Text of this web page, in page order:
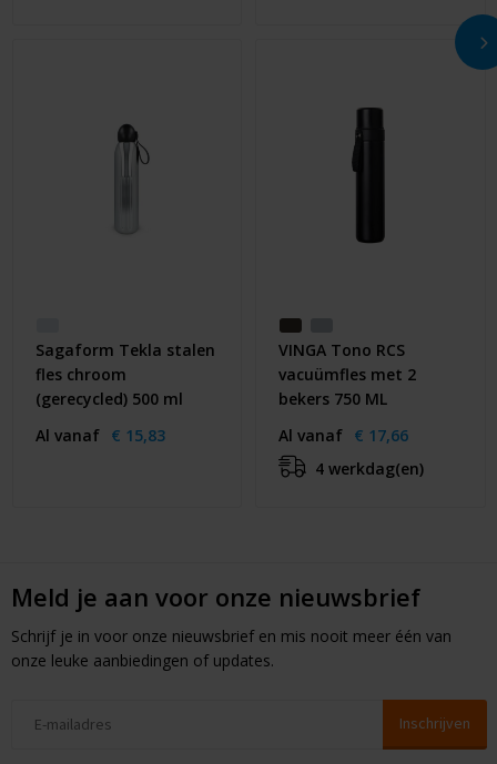
Sagaform Tekla stalen
fles chroom
(gerecycled) 500 ml
Al vanaf € 15,83
VINGA Tono RCS
vacuümfles met 2
bekers 750 ML
Al vanaf € 17,66
4 werkdag(en)
Meld je aan voor onze nieuwsbrief
Schrijf je in voor onze nieuwsbrief en mis nooit meer één van
onze leuke aanbiedingen of updates.